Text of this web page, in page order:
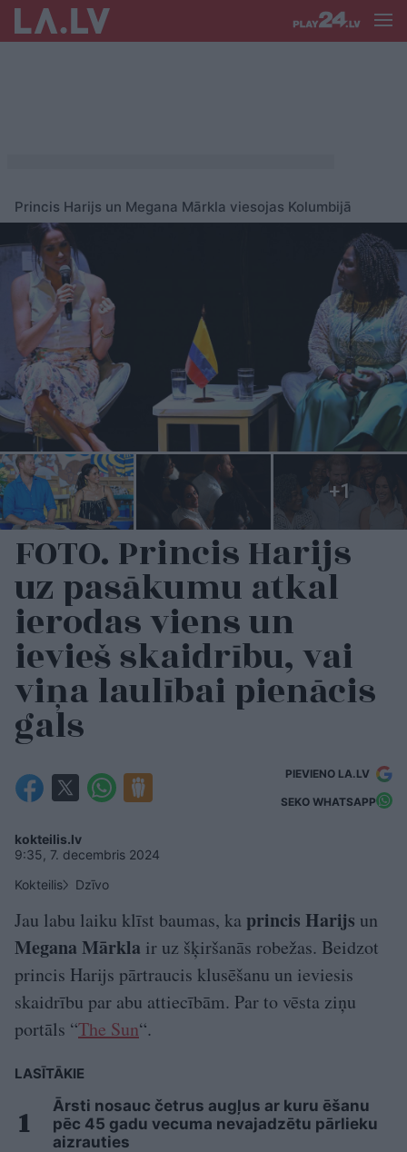
Princis Harijs un Megana Mārkla viesojas Kolumbijā
FOTO. Princis Harijs
uz pasākumu atkal
ierodas viens un
ievieš skaidrību, vai
viņa laulībai pienācis
gals
PIEVIENO LA.LV
SEKO WHATSAPP
kokteilis.lv
9:35, 7. decembris 2024
Kokteilis
Dzīvo
Jau labu laiku klīst baumas, ka princis Harijs un
Megana Mārkla ir uz šķiršanās robežas. Beidzot
princis Harijs pārtraucis klusēšanu un ieviesis
skaidrību par abu attiecībām. Par to vēsta ziņu
portāls “The Sun“.
LASĪTĀKIE
Ārsti nosauc četrus augļus ar kuru ēšanu
pēc 45 gadu vecuma nevajadzētu pārlieku
aizrauties